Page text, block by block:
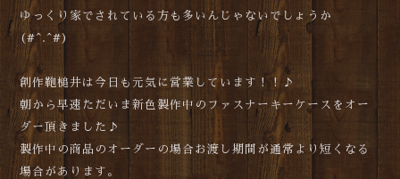
ゆっくり家でされている方も多いんじゃないでしょうか
(#^.^#)
創作鞄槌井は今日も元気に営業しています！！♪
朝から早速ただいま新色製作中のファスナーキーケースをオー
ダー頂きました♪
製作中の商品のオーダーの場合お渡し期間が通常より短くなる
場合があります。